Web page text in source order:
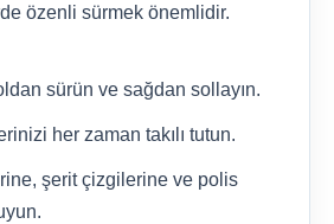
özenli sürmek önemlidir.
sürün ve sağdan sollayın.
her zaman takılı tutun.
şerit çizgilerine ve polis